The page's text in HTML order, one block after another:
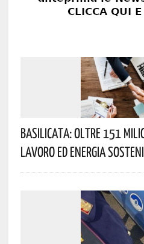
Basilicata: Oltre 151
Lavoro Ed Energia